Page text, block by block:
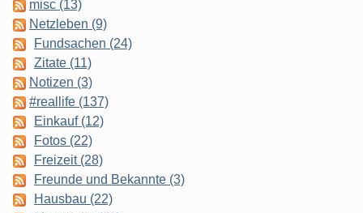
misc (13)
Netzleben (9)
Fundsachen (24)
Zitate (11)
Notizen (3)
#reallife (137)
Einkauf (12)
Fotos (22)
Freizeit (28)
Freunde und Bekannte (3)
Hausbau (22)